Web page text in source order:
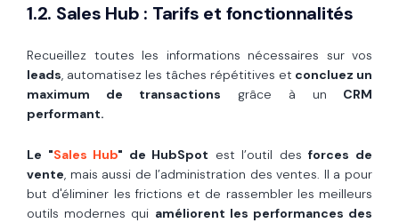
1.2. Sales Hub : Tarifs et fonctionnalités
Recueillez toutes les informations nécessaires sur vos
leads, automatisez les tâches répétitives et concluez un
maximum de transactions grâce à un CRM
performant.
Le "Sales Hub" de HubSpot est l’outil desforces de
vente, mais aussi de l’administration des ventes. Il a pour
but d'éliminer les frictions et de rassembler les meilleurs
outils modernes qui améliorent les performances des